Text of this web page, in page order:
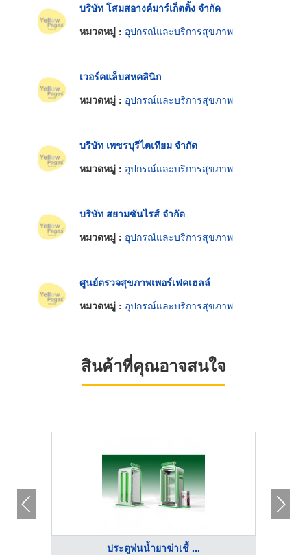
บริษัท โสมสอางค์มาร์เก็ตติ้ง จำกัด
หมวดหมู่ : อุปกรณ์และบริการสุขภาพ
เวอร์คแล็บสหคลินิก
หมวดหมู่ : อุปกรณ์และบริการสุขภาพ
บริษัท เพชรบุรีไตเทียม จำกัด
หมวดหมู่ : อุปกรณ์และบริการสุขภาพ
บริษัท สยามซันไรส์ จำกัด
หมวดหมู่ : อุปกรณ์และบริการสุขภาพ
ศูนย์ตรวจสุขภาพเพอร์เฟคเฮลล์
หมวดหมู่ : อุปกรณ์และบริการสุขภาพ
สินค้าที่คุณอาจสนใจ
ประตูพ่นน้ำยาฆ่าเชื้ ...